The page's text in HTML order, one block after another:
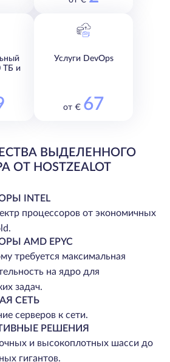
ТБ и
Услуги DevOps
от € 67
ВЫДЕЛЕННОГО
ОТ HOSTZEALOT
INTEL
процессоров от экономичных
AMD EPYC
требуется максимальная
на ядро для
задач.
СЕТЬ
серверов к сети.
РЕШЕНИЯ
и высокоплотных шасси до
гигантов.